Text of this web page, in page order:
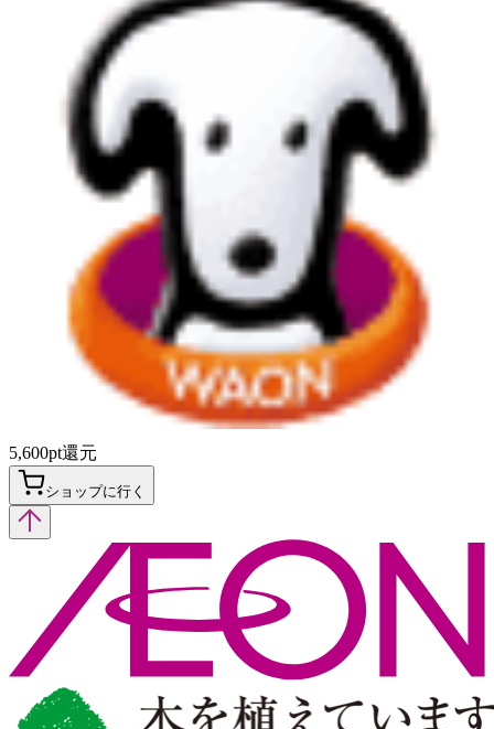
5,600pt還元
ショップに行く